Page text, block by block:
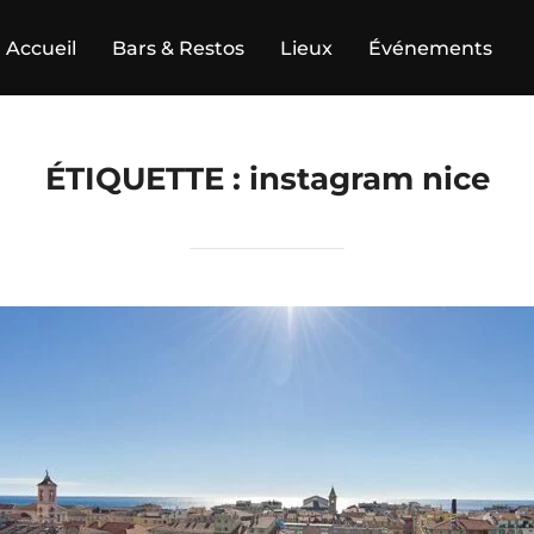
Accueil Bars & Restos Lieux Événements
ÉTIQUETTE : instagram nice